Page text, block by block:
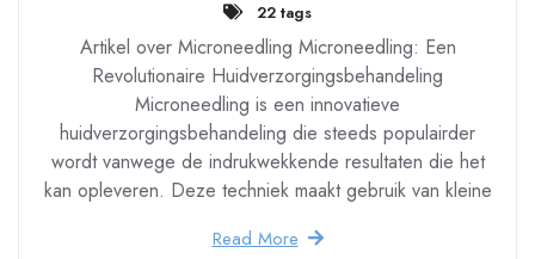
22 tags
Artikel over Microneedling Microneedling: Een
Revolutionaire Huidverzorgingsbehandeling
Microneedling is een innovatieve
huidverzorgingsbehandeling die steeds populairder
wordt vanwege de indrukwekkende resultaten die het
kan opleveren. Deze techniek maakt gebruik van kleine
Read More